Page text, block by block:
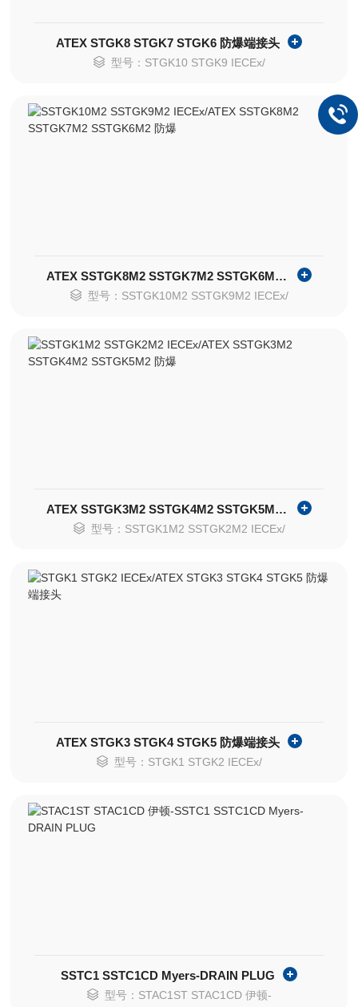
ATEX STGK8 STGK7 STGK6 防爆端接头
型号：STGK10 STGK9 IECEx/
ATEX SSTGK8M2 SSTGK7M2 SSTGK6M2 防爆
型号：SSTGK10M2 SSTGK9M2 IECEx/
ATEX SSTGK3M2 SSTGK4M2 SSTGK5M2 防爆
型号：SSTGK1M2 SSTGK2M2 IECEx/
ATEX STGK3 STGK4 STGK5 防爆端接头
型号：STGK1 STGK2 IECEx/
SSTC1 SSTC1CD Myers-DRAIN PLUG
型号：STAC1ST STAC1CD 伊顿-